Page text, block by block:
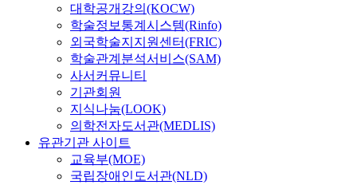
대학공개강의(KOCW)
학술정보통계시스템(Rinfo)
외국학술지지원센터(FRIC)
학술관계분석서비스(SAM)
사서커뮤니티
기관회원
지식나눔(LOOK)
의학전자도서관(MEDLIS)
유관기관 사이트
교육부(MOE)
국립장애인도서관(NLD)